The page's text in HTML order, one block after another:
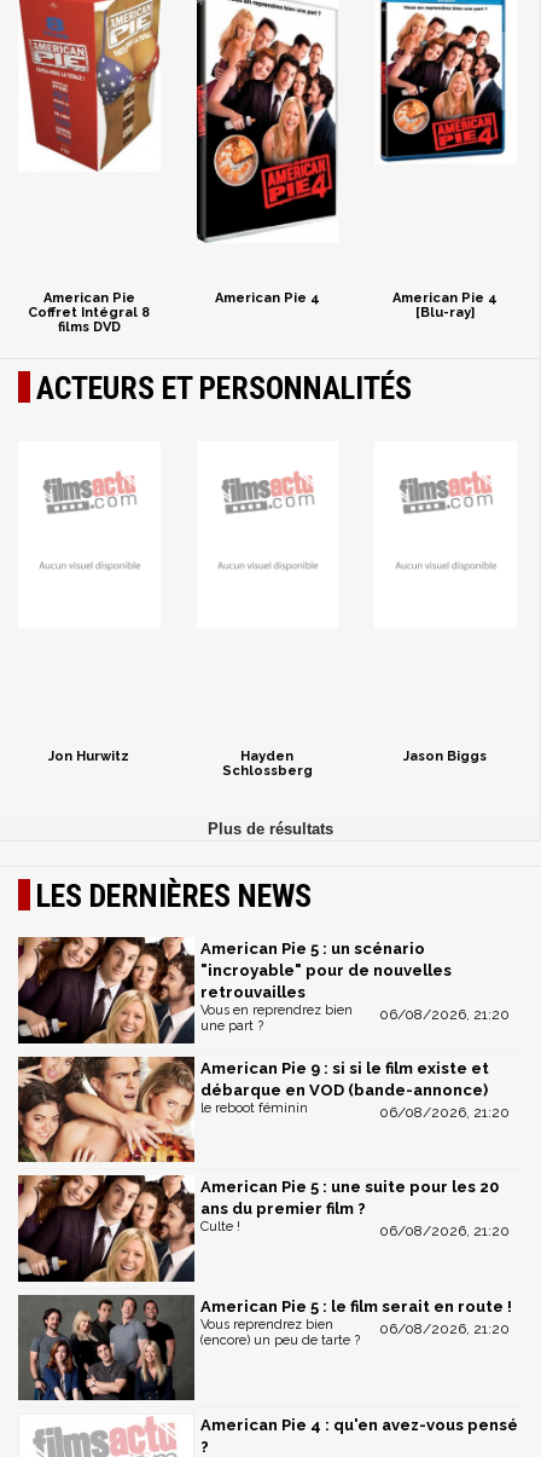
American Pie
Coffret Intégral 8
films DVD
American Pie 4
American Pie 4
[Blu-ray]
ACTEURS ET PERSONNALITÉS
Jon Hurwitz
Hayden
Schlossberg
Jason Biggs
LES DERNIÈRES NEWS
American Pie 5 : un scénario
"incroyable" pour de nouvelles
retrouvailles
06/08/2026, 21:20
Vous en reprendrez bien
une part ?
American Pie 9 : si si le film existe et
débarque en VOD (bande-annonce)
06/08/2026, 21:20
le reboot féminin
American Pie 5 : une suite pour les 20
ans du premier film ?
06/08/2026, 21:20
Culte !
American Pie 5 : le film serait en route !
06/08/2026, 21:20
Vous reprendrez bien
(encore) un peu de tarte ?
American Pie 4 : qu'en avez-vous pensé
?